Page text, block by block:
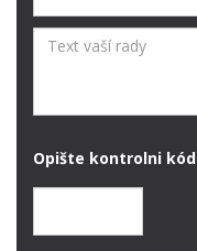
Opište kontrolni kód